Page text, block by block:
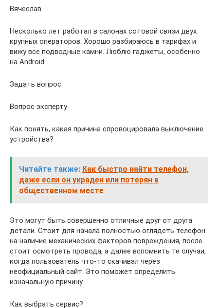
Вячеслав
Несколько лет работал в салонах сотовой связи двух
крупных операторов. Хорошо разбираюсь в тарифах и
вижу все подводные камни. Люблю гаджеты, особенно
на Android.
Задать вопрос
Вопрос эксперту
Как понять, какая причина спровоцировала выключение
устройства?
Читайте также: Как быстро найти телефон,
даже если он украден или потерян в
общественном месте
Это могут быть совершенно отличные друг от друга
детали. Стоит для начала полностью оглядеть телефон
на наличие механических факторов повреждения, после
стоит осмотреть провода, а далее вспомнить те случаи,
когда пользователь что-то скачивал через
неофициальный сайт. Это поможет определить
изначальную причину.
Как выбрать сервис?